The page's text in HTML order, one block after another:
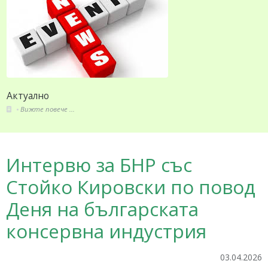
За СППЗ
Вижте повече ...
Интервю за БНР със
Стойко Кировски по повод
Деня на българската
консервна индустрия
03.04.2026